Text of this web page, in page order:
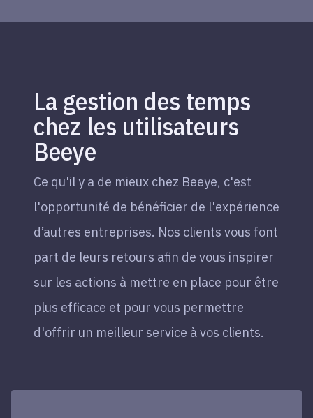
La gestion des temps
chez les utilisateurs
Beeye
Ce qu'il y a de mieux chez Beeye, c'est
l'opportunité de bénéficier de l'expérience
d’autres entreprises. Nos clients vous font
part de leurs retours afin de vous inspirer
sur les actions à mettre en place pour être
plus efficace et pour vous permettre
d'offrir un meilleur service à vos clients.